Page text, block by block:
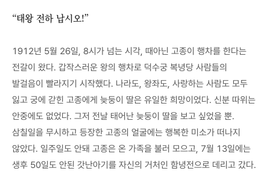
“태왕 전하 납시오!”
1912년 5월 26일, 8시가 넘는 시각, 때아닌 고종이 행차를 한다는
전갈이 왔다. 갑작스러운 왕의 행차로 덕수궁 복녕당 사람들의
발걸음이 빨라지기 시작했다. 나라도, 왕좌도, 사랑하는 사람도 모두
잃고 궁에 갇힌 고종에게 늦둥이 딸은 유일한 희망이었다. 신분 따위는
안중에도 없었다. 그저 전날 태어난 늦둥이 딸을 보고 싶었을 뿐.
삼칠일을 무시하고 등장한 고종의 얼굴에는 행복한 미소가 떠나지
않았다. 일주일도 안돼 고종은 온 가족을 불러 모으고, 7월 13일에는
생후 50일도 안된 갓난아기를 자신의 거처인 함녕전으로 데리고 갔다.